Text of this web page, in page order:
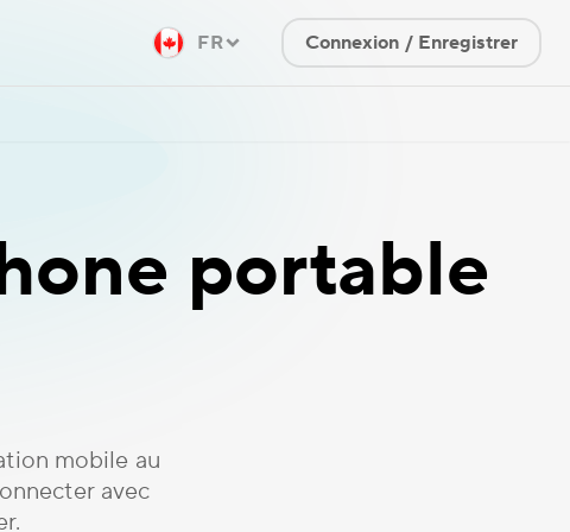
FR Connexion / Enregistrer
portable
mobile au
avec